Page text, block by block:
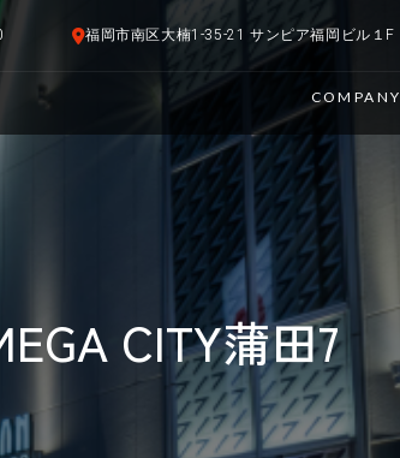
福岡市南区大楠1-35-21 サンピア福岡ビル１F
COMPANY
CITY蒲田7